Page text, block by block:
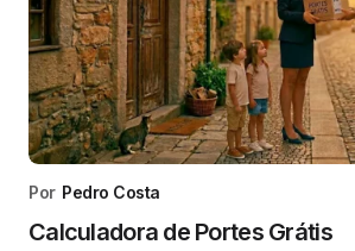
Por Pedro Costa
Calculadora de Portes Grátis